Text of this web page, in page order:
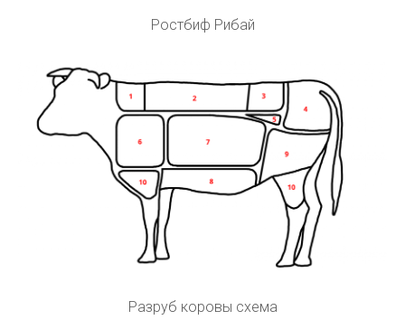
Ростбиф Рибай
Разруб коровы схема